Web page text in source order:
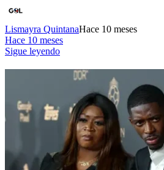
Lismayra QuintanaHace 10 meses
Hace 10 meses
Sigue leyendo